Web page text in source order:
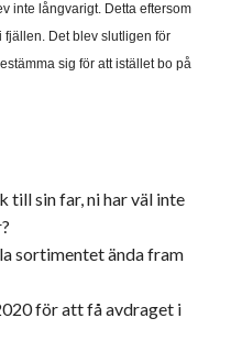
inte långvarigt. Detta eftersom
fjällen. Det blev slutligen för
sig för att istället bo på
till sin far, ni har väl inte
sortimentet ända fram
för att få avdraget i